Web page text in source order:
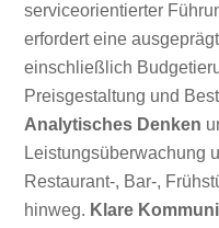
serviceorientierter
erfordert eine
einschließlich
Preisgestaltung und
Analytisches Denken
Leistungsüberwachung
Restaurant-, Bar-,
hinweg. Klare